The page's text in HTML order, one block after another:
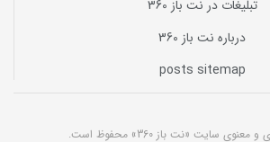
تبلیغات در نت باز 360
درباره نت باز 360
posts sitemap
سایت «نت باز 360» محفوظ است.